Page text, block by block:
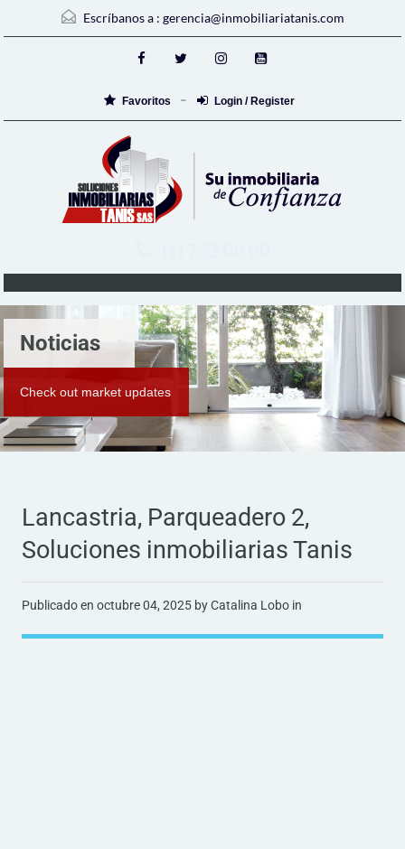
Escríbanos a : gerencia@inmobiliariatanis.com
Favoritos Login / Register
Noticias
Check out market updates
Lancastria, Parqueadero 2,
Soluciones inmobiliarias Tanis
Publicado en octubre 04, 2025 by Catalina Lobo in